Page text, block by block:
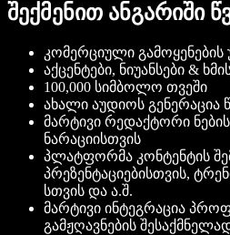
შექმენით ანგარიში
კომერციული
აქცენტები, ნიუანსები &
100,000 სიმბოლო თვეში
ახალი აუდიოს გენერაცია
მარტივი რედაქტორი
ნარაციისთვის
პლატფორმა კონტენტის
პრეზენტაციებისთვის,
სთვის და ა.შ.
მარტივი ინტეგრაცია
გამჟღავნების